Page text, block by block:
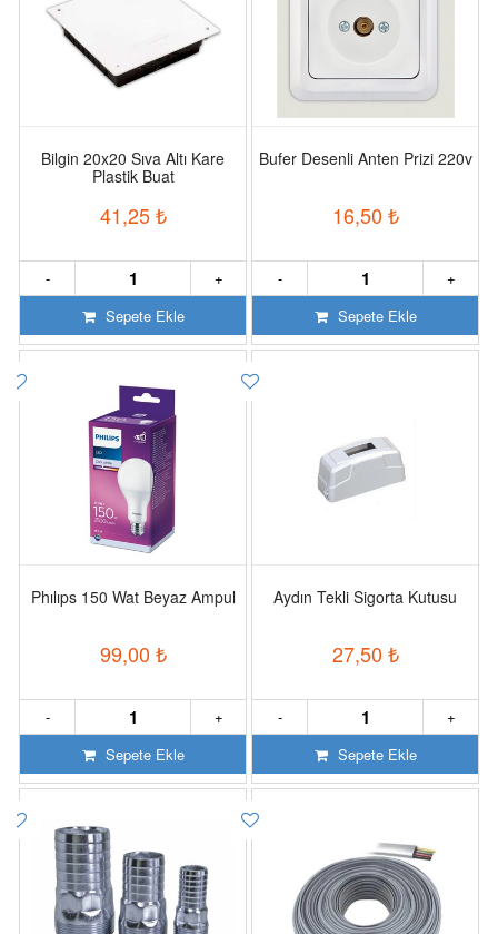
Bilgin 20x20 Sıva Altı Kare
Plastik Buat
41,25₺
+
-
Sepete Ekle
Bufer Desenli Anten Prizi 220v
16,50 ₺
+
-
Sepete Ekle
Phılıps 150 Wat Beyaz Ampul
99,00 ₺
+
-
Sepete Ekle
Aydın Tekli Sigorta Kutusu
27,50 ₺
+
-
Sepete Ekle